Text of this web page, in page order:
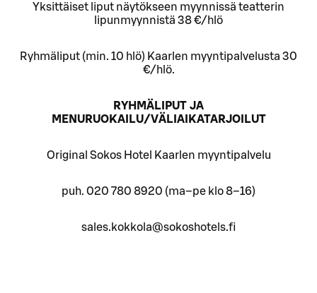
Yksittäiset liput näytökseen myynnissä teatterin
lipunmyynnistä 38 €/hlö
Ryhmäliput (min. 10 hlö) Kaarlen myyntipalvelusta 30
€/hlö.
RYHMÄLIPUT JA
MENURUOKAILU/VÄLIAIKATARJOILUT
Original Sokos Hotel Kaarlen myyntipalvelu
puh. 020 780 8920 (ma–pe klo 8–16)
sales.kokkola@sokoshotels.fi